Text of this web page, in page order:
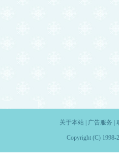
关于本站| 广告服务
Copyright (C) 1998-